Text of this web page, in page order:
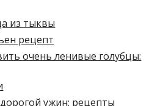
из тыквы
рецепт
очень ленивые голубцы:
ужин: рецепты